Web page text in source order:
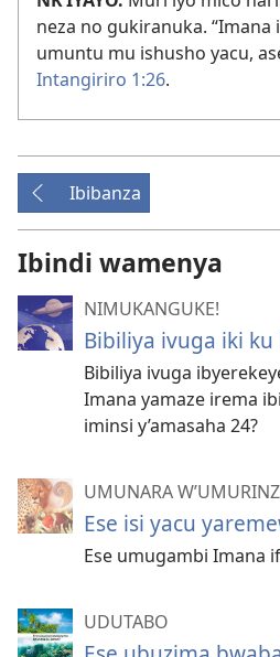
neza no gukiranuka. “Imana
umuntu mu ishusho yacu,
Intangiriro 1:26.
Ibibanza
Ibindi wamenya
NIMUKANGUKE!
Bibiliya ivuga iki ku
Bibiliya ivuga
Imana yamaze irema
iminsi y’amasaha 24?
UMUNARA
Ese isi yacu
Ese umugambi Imana
UDUTABO